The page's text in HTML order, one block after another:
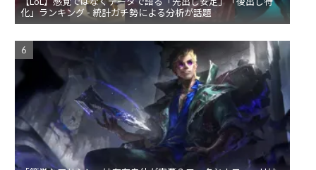
化」ランキング - 統計ガチ勢による分析が話題